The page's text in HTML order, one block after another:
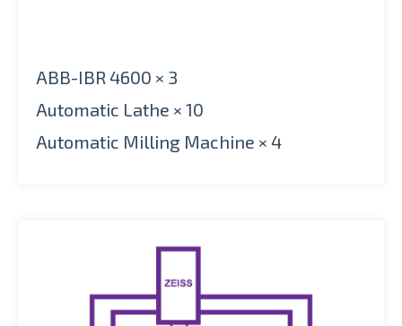
ABB-IBR 4600 × 3
Automatic Lathe × 10
Automatic Milling Machine × 4